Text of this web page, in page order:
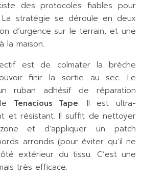
des protocoles fiables pour
stratégie se déroule en deux
d’urgence sur le terrain, et une
la maison.
est de colmater la brèche
finir la sortie au sec. Le
ruban adhésif de réparation
Tenacious Tape. Il est ultra-
et résistant. Il suffit de nettoyer
et d’appliquer un patch
arrondis (pour éviter qu’il ne
extérieur du tissu. C’est une
très efficace.